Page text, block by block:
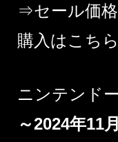
⇒セール価格
購入はこちら
ニンテンド
～2024年11